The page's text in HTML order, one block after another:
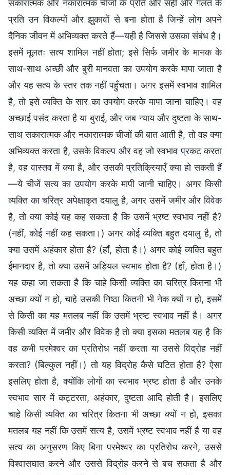
सकारात्मक और नकारात्मक चीजों के प्रति और सही और गलत के
प्रति उन विकल्पों और झुकावों से बना होता है जिन्हें लोग अपने
दैनिक जीवन में अभिव्यक्त करते हैं—यही है जिससे उसका संबंध है।
इसमें मूलतः सत्य शामिल नहीं होता; इसे सिर्फ जमीर के मानक के
साथ-साथ अच्छी और बुरी मानवता का उपयोग करके मापा जाता है
और यह सत्य के स्तर तक नहीं पहुँचता। अगर इसमें स्वभाव शामिल
है, तो इसे व्यक्ति के सार का उपयोग करके मापा जाना चाहिए। वह
अच्छाई पसंद करता है या बुराई, और जब न्याय और दुष्टता के साथ-
साथ सकारात्मक और नकारात्मक चीजों की बात आती है, तो वह क्या
अभिव्यक्त करता है, उसके विकल्प और वह जो स्वभाव प्रकट करता
है, वह वास्तव में क्या है, और उसकी प्रतिक्रियाएँ क्या हो सकती हैं
—ये चीजें सत्य का उपयोग करके मापी जानी चाहिए। अगर किसी
व्यक्ति का चरित्र अपेक्षाकृत दयालु है, अगर उसमें जमीर और विवेक
है, तो क्या कोई यह कह सकता है कि उसमें भ्रष्ट स्वभाव नहीं है?
(नहीं, कोई नहीं कह सकता।) अगर कोई व्यक्ति बहुत दयालु है, तो
क्या उसमें अहंकार होता है? (हाँ, होता है।) अगर कोई व्यक्ति बहुत
ईमानदार है, तो क्या उसमें अड़ियल स्वभाव होता है? (हाँ, होता है।)
यह कहा जा सकता है कि चाहे किसी व्यक्ति का चरित्र कितना भी
अच्छा क्यों न हो, चाहे उसकी निष्ठा कितनी भी नेक क्यों न हो, इसमें
से किसी का यह मतलब नहीं कि उसमें भ्रष्ट स्वभाव नहीं है। अगर
किसी व्यक्ति में जमीर और विवेक है तो क्या इसका मतलब यह है कि
वह कभी परमेश्वर का प्रतिरोध नहीं करता या उससे विद्रोह नहीं
करता? (बिल्कुल नहीं।) तो यह विद्रोह कैसे घटित होता है? ऐसा
इसलिए होता है, क्योंकि लोगों का स्वभाव भ्रष्ट होता है और उनके
स्वभाव सार में कट्टरता, अहंकार, दुष्टता आदि होती है। इसलिए
चाहे किसी व्यक्ति का चरित्र कितना भी अच्छा क्यों न हो, इसका
मतलब यह नहीं कि उसमें सत्य है, उसमें भ्रष्ट स्वभाव नहीं है या वह
सत्य का अनुसरण किए बिना परमेश्वर का प्रतिरोध करने, उससे
विश्वासघात करने और उससे विद्रोह करने से बच सकता है और